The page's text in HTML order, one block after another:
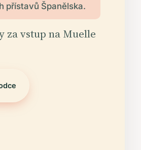
přístavů Španělska.
za vstup na Muelle